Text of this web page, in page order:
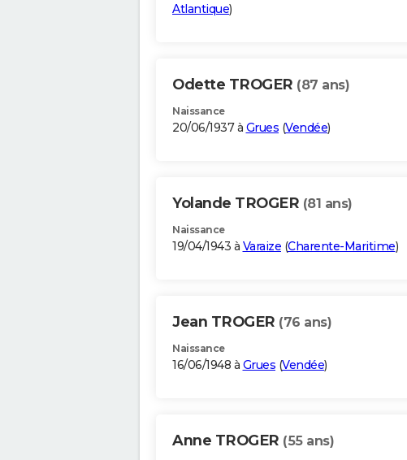
Atlantique)
Odette TROGER (87 ans)
Naissance
20/06/1937 à Grues (Vendée)
Yolande TROGER (81 ans)
Naissance
19/04/1943 à Varaize (Charente-Maritime)
Jean TROGER (76 ans)
Naissance
16/06/1948 à Grues (Vendée)
Anne TROGER (55 ans)